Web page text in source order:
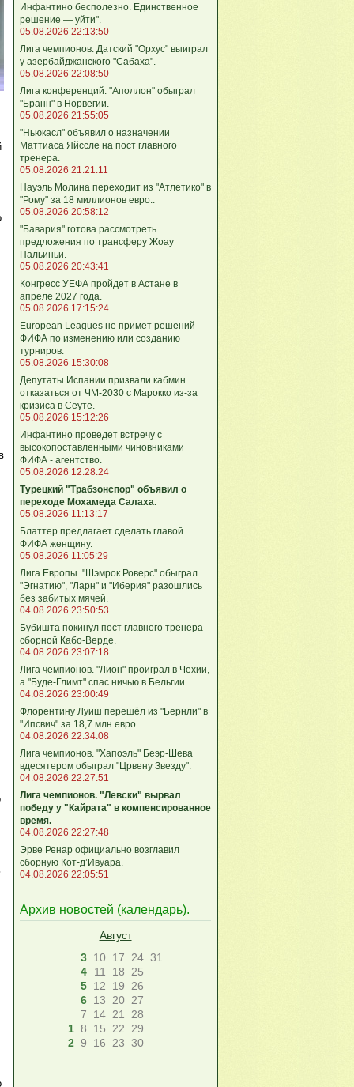
Инфантино бесполезно. Единственное
решение — уйти".
05.08.2026 22:13:50
Лига чемпионов. Датский "Орхус" выиграл
у азербайджанского "Сабаха".
05.08.2026 22:08:50
Лига конференций. "Аполлон" обыграл
"Бранн" в Норвегии.
05.08.2026 21:55:05
"Ньюкасл" объявил о назначении
Маттиаса Яйссле на пост главного
тренера.
05.08.2026 21:21:11
Науэль Молина переходит из "Атлетико" в
"Рому" за 18 миллионов евро..
05.08.2026 20:58:12
"Бавария" готова рассмотреть
предложения по трансферу Жоау
Пальиньи.
05.08.2026 20:43:41
Конгресс УЕФА пройдет в Астане в
апреле 2027 года.
05.08.2026 17:15:24
European Leagues не примет решений
ФИФА по изменению или созданию
турниров.
05.08.2026 15:30:08
Депутаты Испании призвали кабмин
отказаться от ЧМ-2030 с Марокко из-за
кризиса в Сеуте.
05.08.2026 15:12:26
Инфантино проведет встречу с
высокопоставленными чиновниками
ФИФА - агентство.
05.08.2026 12:28:24
Турецкий "Трабзонспор" объявил о
переходе Мохамеда Салаха.
05.08.2026 11:13:17
Блаттер предлагает сделать главой
ФИФА женщину.
05.08.2026 11:05:29
Лига Европы. "Шэмрок Роверс" обыграл
"Эгнатию", "Ларн" и "Иберия" разошлись
без забитых мячей.
04.08.2026 23:50:53
Бубишта покинул пост главного тренера
сборной Кабо-Верде.
04.08.2026 23:07:18
Лига чемпионов. "Лион" проиграл в Чехии,
а "Буде-Глимт" спас ничью в Бельгии.
04.08.2026 23:00:49
Флорентину Луиш перешёл из "Бернли" в
"Ипсвич" за 18,7 млн евро.
04.08.2026 22:34:08
Лига чемпионов. "Хапоэль" Беэр-Шева
вдесятером обыграл "Црвену Звезду".
04.08.2026 22:27:51
Лига чемпионов. "Левски" вырвал
победу у "Кайрата" в компенсированное
время.
04.08.2026 22:27:48
Эрве Ренар официально возглавил
сборную Кот-д’Ивуара.
04.08.2026 22:05:51
Архив новостей (календарь).
Август
3 10 17 24 31
4
11 18
25
5 12 19
26
6 13 20 27
7
14 21
28
1 8 15 22
29
2 9 16 23 30